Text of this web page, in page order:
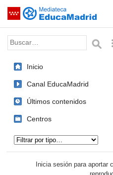
Saltar navegación
Palabra o frase:
Inicio
Canal EducaMadrid
Últimos contenidos
Centros
Inicia sesión para aportar